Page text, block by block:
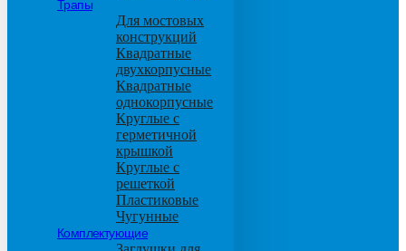
Трапы
Для мостовых
конструкций
Квадратные
двухкорпусные
Квадратные
однокорпусные
Круглые с
герметичной
крышкой
Круглые с
решеткой
Пластиковые
Чугунные
Комплектующие